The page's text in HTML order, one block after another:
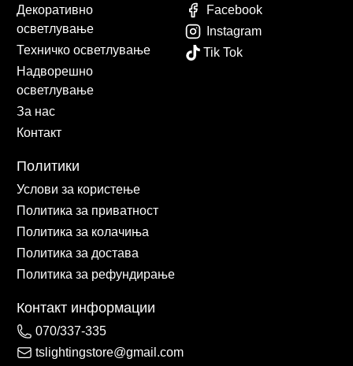
Декоративно
осветлување
Техничко осветлување
Надворешно
осветлување
За нас
Контакт
Политики
Услови за користење
Политика за приватност
Политика за колачиња
Политика за достава
Политика за рефундирање
Контакт информации
070/337-335
tslightingstore@gmail.com
Facebook
Instagram
Tik Tok